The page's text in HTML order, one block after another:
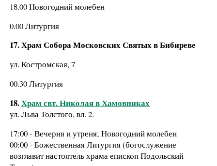
18.00 Новогодний молебен
0.00 Литургия
17. Храм Собора Московских Святых в Бибиреве
ул. Костромская, 7
00.30 Литургия
18.Храм свт. Николая в Хамовниках
ул. Льва Толстого, вл. 2.
17:00 - Вечерня и утреня; Новогодний молебен
00:00 - Божественная Литургия (богослужение
возглавит настоятель храма епископ Подольский